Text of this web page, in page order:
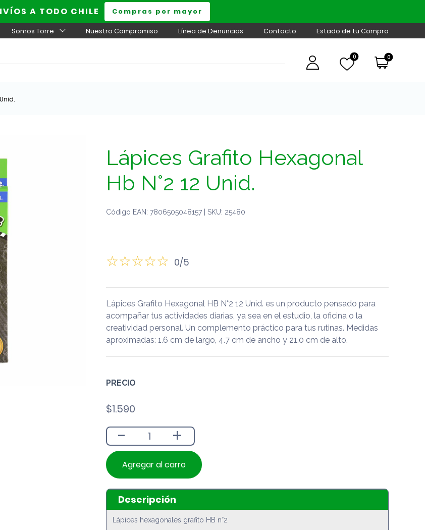
A TODO CHILE Compras por mayor
Somos Torre Nuestro Compromiso Línea de Denuncias Contacto Estado de tu Compra
0 0
Lápices Grafito Hexagonal
Hb N°2 12 Unid.
Código EAN: 7806505048157 | SKU: 25480
0/5
Lápices Grafito Hexagonal HB N°2 12 Unid. es un producto pensado para
acompañar tus actividades diarias, ya sea en el estudio, la oficina o la
creatividad personal. Un complemento práctico para tus rutinas. Medidas
aproximadas: 1.6 cm de largo, 4.7 cm de ancho y 21.0 cm de alto.
PRECIO
$1.590
- +
Agregar al carro
Descripción
Lápices hexagonales grafito HB n°2